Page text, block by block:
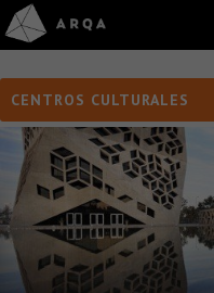
CENTROS CULTURALES